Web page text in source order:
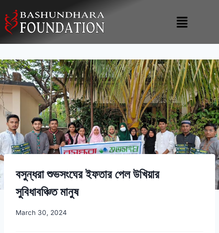
বসুন্ধরা শুভসংঘের ইফতার পেল ‍উখিয়ার
সুবিধাবঞ্চিত মানুষ
March 30, 2024